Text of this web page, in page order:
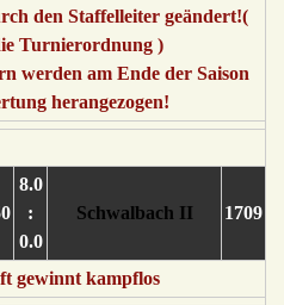
den Staffelleiter geändert!(
Turnierordnung )
werden am Ende der Saison
herangezogen!
8.0
:
0.0
Schwalbach II 1709
gewinnt kampflos